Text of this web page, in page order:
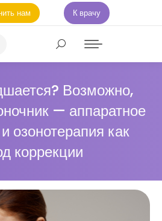
нам К врачу
Возможно,
— аппаратное
озонотерапия как
коррекции